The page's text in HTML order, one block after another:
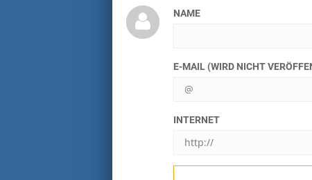
NAME
E-MAIL (WIRD NICHT
INTERNET